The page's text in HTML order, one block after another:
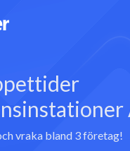
vraka bland 3 företag!